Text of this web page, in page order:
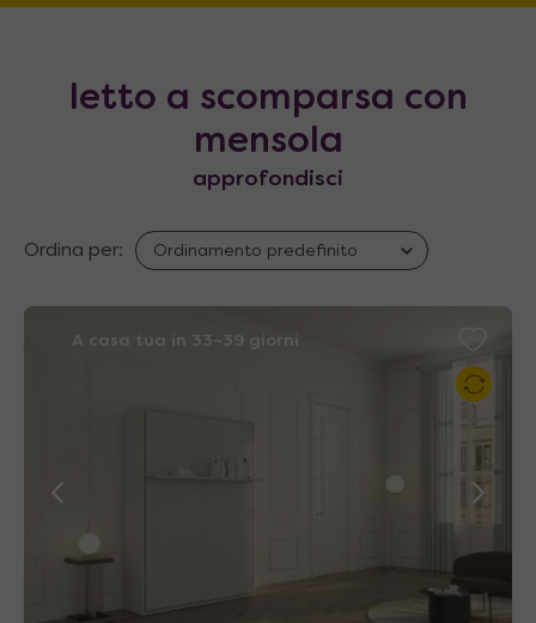
letto a scomparsa con
mensola
approfondisci
Ordina per:
A casa tua in 33~39 giorni